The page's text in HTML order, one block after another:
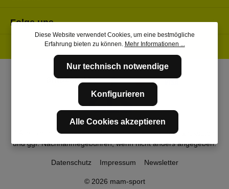
Folge uns
* Alle Preise inkl. gesetzl. Mehrwertsteuer zzgl.Versandkosten
und ggf. Nachnahmegebühren, wenn nicht anders angegeben.
© 2026 mam-sport
Datenschutz Impressum Newsletter
Diese Website verwendet Cookies, um eine bestmögliche
Erfahrung bieten zu können. Mehr Informationen ...
Nur technisch notwendige
Konfigurieren
Alle Cookies akzeptieren